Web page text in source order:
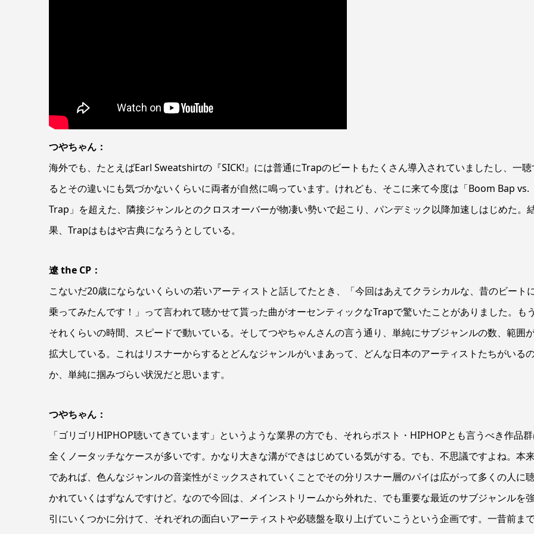
つやちゃん：
海外でも、たとえばEarl Sweatshirtの『SICK!』には普通にTrapのビートもたくさん導入されていましたし、一聴
るとその違いにも気づかないくらいに両者が自然に鳴っています。けれども、そこに来て今度は「Boom Bap vs.
Trap」を超えた、隣接ジャンルとのクロスオーバーが物凄い勢いで起こり、パンデミック以降加速しはじめた。
果、Trapはもはや古典になろうとしている。
遼 the CP：
こないだ20歳にならないくらいの若いアーティストと話してたとき、「今回はあえてクラシカルな、昔のビート
乗ってみたんです！」って言われて聴かせて貰った曲がオーセンティックなTrapで驚いたことがありました。も
それくらいの時間、スピードで動いている。そしてつやちゃんさんの言う通り、単純にサブジャンルの数、範囲
拡大している。これはリスナーからするとどんなジャンルがいまあって、どんな日本のアーティストたちがいる
か、単純に掴みづらい状況だと思います。
つやちゃん：
「ゴリゴリHIPHOP聴いてきています」というような業界の方でも、それらポスト・HIPHOPとも言うべき作品
全くノータッチなケースが多いです。かなり大きな溝ができはじめている気がする。でも、不思議ですよね。本
であれば、色んなジャンルの音楽性がミックスされていくことでその分リスナー層のパイは広がって多くの人に
かれていくはずなんですけど。なので今回は、メインストリームから外れた、でも重要な最近のサブジャンルを
引にいくつかに分けて、それぞれの面白いアーティストや必聴盤を取り上げていこうという企画です。一昔前ま